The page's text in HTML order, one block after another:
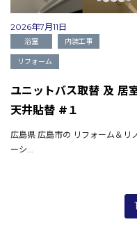
2026年7月11日
浴室 内装工事
リフォーム
ユニットバス取替 及 居
天井貼替 #１
広島県 広島市の リフォーム＆リ
ーシ...